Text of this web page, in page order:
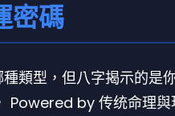
密碼
類型，但八字揭示的是
Powered by 传统命理與